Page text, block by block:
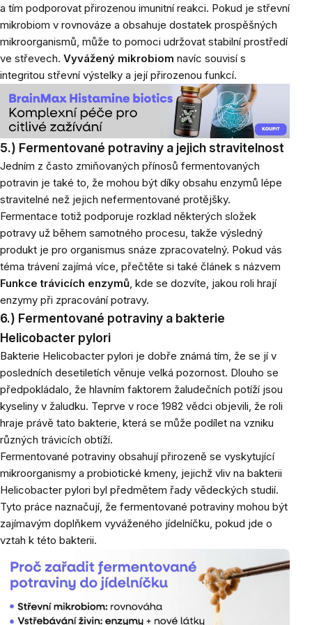
a tím podporovat přirozenou imunitní reakci. Pokud je střevní
mikrobiom v rovnováze a obsahuje dostatek prospěšných
mikroorganismů, může to pomoci udržovat stabilní prostředí
ve střevech. Vyvážený mikrobiom navíc souvisí s
integritou střevní výstelky a její přirozenou funkcí.
5.) Fermentované potraviny a jejich stravitelnost
Jedním z často zmiňovaných přínosů fermentovaných
potravin je také to, že mohou být díky obsahu enzymů lépe
stravitelné než jejich nefermentované protějšky.
Fermentace totiž podporuje rozklad některých složek
potravy už během samotného procesu, takže výsledný
produkt je pro organismus snáze zpracovatelný. Pokud vás
téma trávení zajímá více, přečtěte si také článek s názvem
Funkce trávicích enzymů, kde se dozvíte, jakou roli hrají
enzymy při zpracování potravy.
6.) Fermentované potraviny a bakterie
Helicobacter pylori
Bakterie Helicobacter pylori je dobře známá tím, že se jí v
posledních desetiletích věnuje velká pozornost. Dlouho se
předpokládalo, že hlavním faktorem žaludečních potíží jsou
kyseliny v žaludku. Teprve v roce 1982 vědci objevili, že roli
hraje právě tato bakterie, která se může podílet na vzniku
různých trávicích obtíží.
Fermentované potraviny obsahují přirozeně se vyskytující
mikroorganismy a probiotické kmeny, jejichž vliv na bakterii
Helicobacter pylori byl předmětem řady vědeckých studií.
Tyto práce naznačují, že fermentované potraviny mohou být
zajímavým doplňkem vyváženého jídelníčku, pokud jde o
vztah k této bakterii.